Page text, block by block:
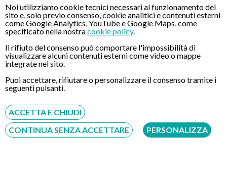
Noi utilizziamo cookie tecnici necessari al funzionamento del
sito e, solo previo consenso, cookie analitici e contenuti esterni
come Google Analytics, YouTube e Google Maps, come
specificato nella nostracookie policy.
Il rifiuto del consenso può comportare l'impossibilità di
visualizzare alcuni contenuti esterni come video o mappe
integrate nel sito.
Puoi accettare, rifiutare o personalizzare il consenso tramite i
seguenti pulsanti.
ACCETTA E CHIUDI
CONTINUA SENZA ACCETTARE
PERSONALIZZA
l’interessamento. La descrizione TAC è di una formazione
benigna. Con la gastroscopia transnasale è possibile rimuovere
i polipi. Cordiali saluti.
Chiamaci